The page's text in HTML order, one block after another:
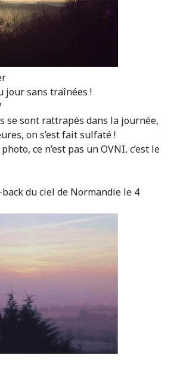
jour sans traînées !
se sont rattrapés dans la journée,
on s’est fait sulfaté !
ce n’est pas un OVNI, c’est le
du ciel de Normandie le 4